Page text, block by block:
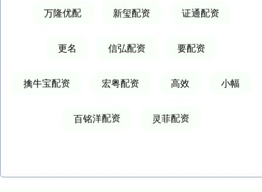
万隆优配 新玺配资 证通配资
更名 信弘配资 要配资
擒牛宝配资 宏粤配资 高效 小幅
百铭洋配资 灵菲配资